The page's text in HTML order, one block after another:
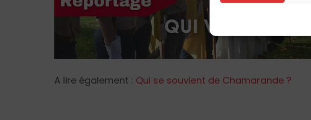
A lire également : Qui se souvient de Chamarande ?